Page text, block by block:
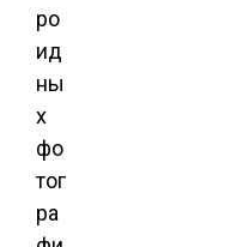
ро
ид
ны
х
фо
тог
ра